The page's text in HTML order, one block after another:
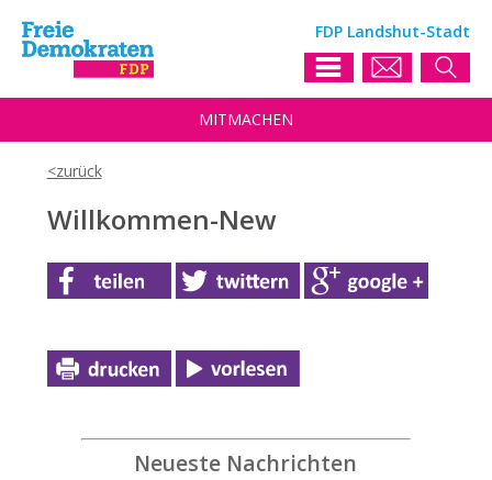
FDP Landshut-Stadt
MITMACHEN
Willkommen-New
Neueste Nachrichten